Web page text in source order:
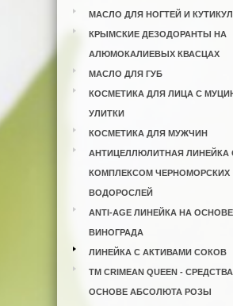
МАСЛО ДЛЯ НОГТЕЙ И
КРЫМСКИЕ ДЕЗОДОРАНТЫ НА
АЛЮМОКАЛИЕВЫХ КВАСЦАХ
МАСЛО ДЛЯ ГУБ
КОСМЕТИКА ДЛЯ ЛИЦА С
УЛИТКИ
КОСМЕТИКА ДЛЯ МУЖЧИН
АНТИЦЕЛЛЮЛИТНАЯ ЛИНЕЙКА
КОМПЛЕКСОМ ЧЕРНОМОРСКИХ
ВОДОРОСЛЕЙ
ANTI-AGE ЛИНЕЙКА НА ОСНОВЕ
ВИНОГРАДА
ЛИНЕЙКА С АКТИВАМИ СОКОВ
ТМ CRIMEAN QUEEN -
ОСНОВЕ АБСОЛЮТА РОЗЫ